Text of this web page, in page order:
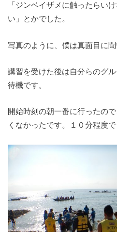
「ジンベイザメに触ったらい
い」とかでした。
写真のように、僕は真面目に聞
講習を受けた後は自分らのグ
待機です。
開始時刻の朝一番に行ったの
くなかったです。１０分程度で